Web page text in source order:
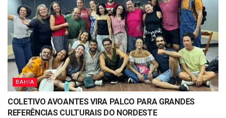
BAHIA
COLETIVO AVOANTES VIRA PALCO PARA GRANDES
REFERÊNCIAS CULTURAIS DO NORDESTE